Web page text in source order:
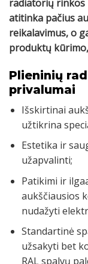
radiatorių rinkos
atitinka pačius
reikalavimus, o
produktų
Plieninių
privalumai
Išskirtinai
užtikrina
Estetika ir
užapvalinti;
Patikimi ir
aukščiausios
nudažyti
Standartinė
užsakyti bet
RAL spalvų